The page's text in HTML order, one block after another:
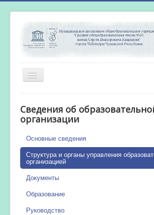
Включить/
выключить
Новости
Работа бассейна
Сведения об
организации
Основные сведения
Структура и органы управления
организацией
Документы
Образование
Руководство